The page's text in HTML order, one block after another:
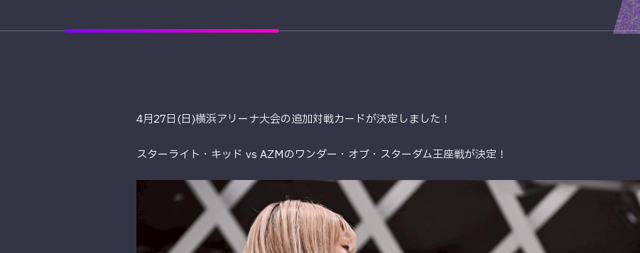
4月27日(日)横浜アリーナ大会の追加対戦カードが決定しました！
スターライト・キッド vs AZMのワンダー・オブ・スターダム王座戦が決定！